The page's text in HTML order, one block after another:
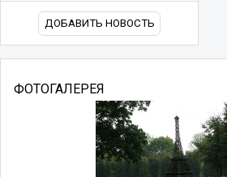
ДОБАВИТЬ НОВОСТЬ
ФОТОГАЛЕРЕЯ